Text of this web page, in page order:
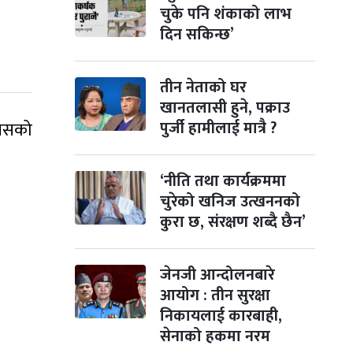
४ विजयादशमी
कार्तिक ४, २०८३-Oct 21, 2026
५
बिहि
पापा‌ङ्कुशा एकादशी व्रत
कार्तिक ५, २०८३ - Oct 22, 2026
२ महिना बाँकी
आइत
कुकुर तिहार
कार्तिक २२, २०८३-Nov 8, 2026
३ महिना बाँकी
२३
सोम
गाई पूजा
कार्तिक २३, २०८३ Nov 9, 2026
३ महिना बाँकी
२४
मंगल
गोरुपुजा
कार्तिक २४, २०८३ Nov 10, 2026
३ महिना बाँकी
२५
बुध
भाइटीका
कार्तिक २५, २०८३-Nov 11, 2026
३ महिना बाँकी
चुके पनि शंकाको लाभ
दिन सकिन्छ’
तीन नेताको घर
खानतलासी हुने, पक्राउ
पुर्जी हामीलाई मात्रै ?
‘नीति तथा कार्यक्रममा
चुरेको खनिज उत्खननको
कुरा छ, संरक्षण शब्दै छैन’
जेनजी आन्दोलनबारे
आयोग : तीन सुरक्षा
निकायलाई कारबाही,
सेनाको हकमा नरम